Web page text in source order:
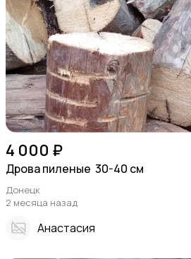
4 000 ₽
Дрова пиленые 30-40 см
Донецк
2 месяца назад
Анастасия